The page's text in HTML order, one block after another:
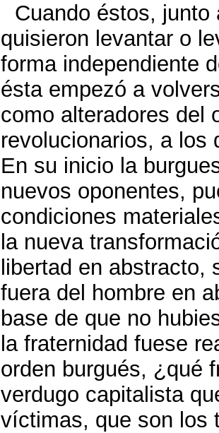
Cuando éstos,
quisieron levantar o
forma independiente
ésta empezó a
como alteradores del
revolucionarios, a los
En su inicio la
nuevos oponentes,
condiciones
la nueva
libertad en abstracto,
fuera del hombre en
base de que no
la fraternidad fuese
orden burgués, ¿qué
verdugo capitalista
víctimas, que son los